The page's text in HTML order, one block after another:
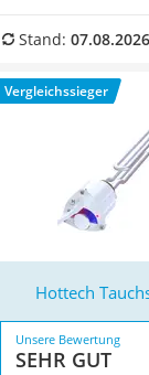
Tierhaarstaubsauger
Nespresso-Maschine
Messerschärfer
Vergleichstabelle,
zahlreichen
Kriterien
besonders das
Eigenschaften.
Stand: 07.08.2026
Vergleichssieger
Hottech
Unsere Bewertung
SEHR GUT